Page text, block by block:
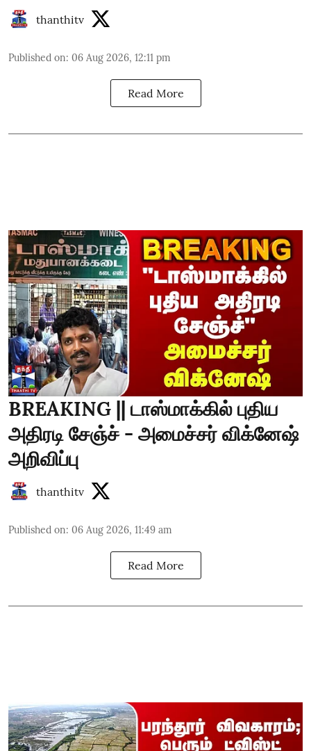
thanthitv
Published on: 06 Aug 2026, 12:11 pm
Read More
BREAKING || டாஸ்மாக்கில் புதிய
அதிரடி சேஞ்ச் - அமைச்சர் விக்னேஷ்
அறிவிப்பு
thanthitv
Published on: 06 Aug 2026, 11:49 am
Read More